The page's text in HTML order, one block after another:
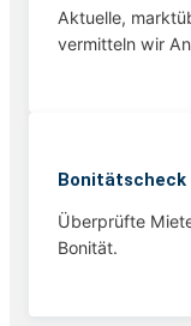
Aktuelle,
vermitteln wir
Bonitätscheck
Überprüfte
Bonität.